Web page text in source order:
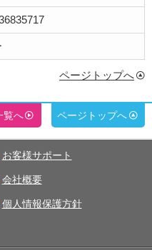
ページトップへ
覧へ ページトップへ
お客様サポート
会社概要
個人情報保護方針